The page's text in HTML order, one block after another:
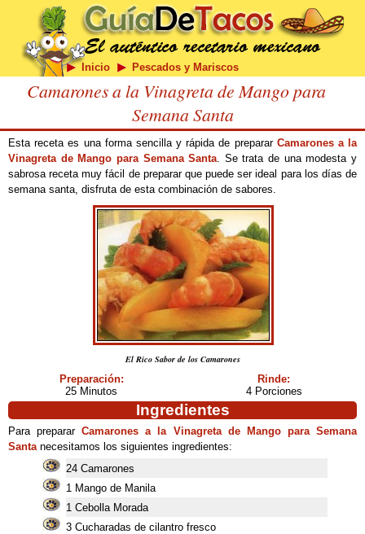
Inicio Pescados y Mariscos
Camarones a la Vinagreta de Mango para
Semana Santa
Esta receta es una forma sencilla y rápida de preparar Camarones a la
Vinagreta de Mango para Semana Santa. Se trata de una modesta y
sabrosa receta muy fácil de preparar que puede ser ideal para los días de
semana santa, disfruta de esta combinación de sabores.
El Rico Sabor de los Camarones
Preparación:
25 Minutos
Rinde:
4 Porciones
Ingredientes
Para prepararCamarones a la Vinagreta de Mango para Semana
Santanecesitamos los siguientes ingredientes:
24 Camarones
1 Mango de Manila
1 Cebolla Morada
3 Cucharadas de cilantro fresco